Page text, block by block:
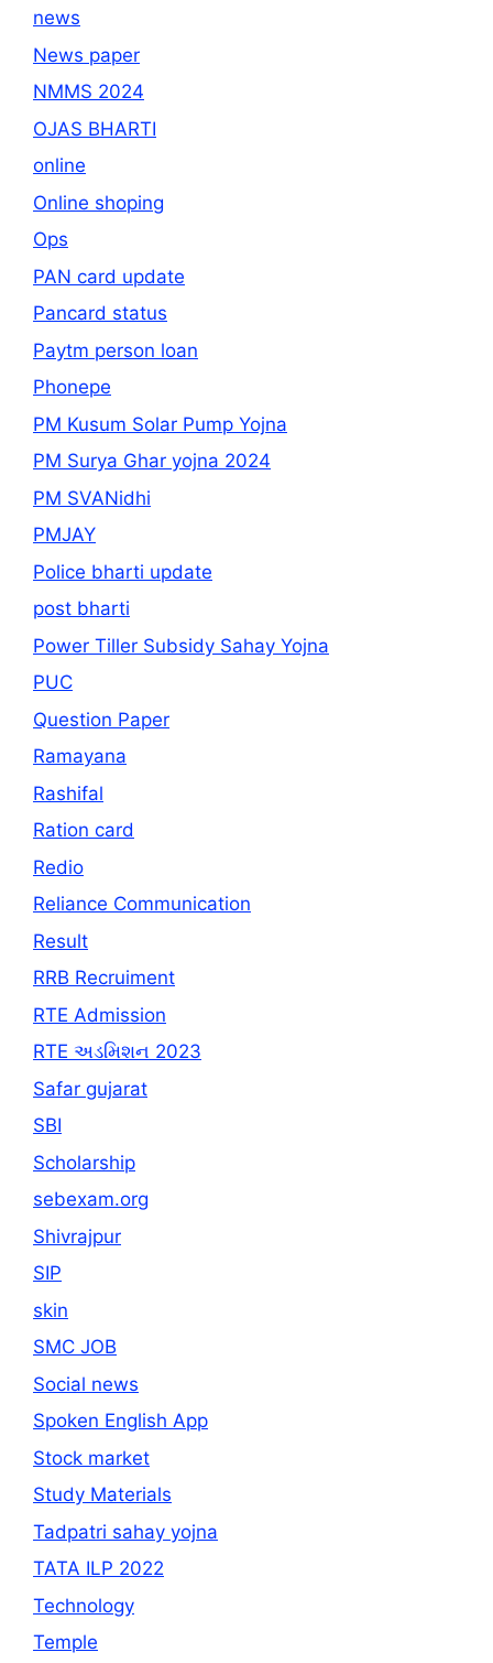
news
News paper
NMMS 2024
OJAS BHARTI
online
Online shoping
Ops
PAN card update
Pancard status
Paytm person loan
Phonepe
PM Kusum Solar Pump Yojna
PM Surya Ghar yojna 2024
PM SVANidhi
PMJAY
Police bharti update
post bharti
Power Tiller Subsidy Sahay Yojna
PUC
Question Paper
Ramayana
Rashifal
Ration card
Redio
Reliance Communication
Result
RRB Recruiment
RTE Admission
RTE અડમિશન 2023
Safar gujarat
SBI
Scholarship
sebexam.org
Shivrajpur
SIP
skin
SMC JOB
Social news
Spoken English App
Stock market
Study Materials
Tadpatri sahay yojna
TATA ILP 2022
Technology
Temple